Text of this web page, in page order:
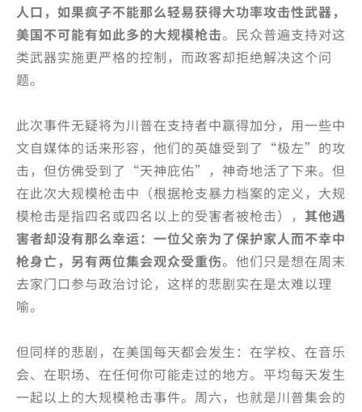
人口，如果疯子不能那么轻易获得大功率攻击性武器，
美国不可能有如此多的大规模枪击。民众普遍支持对这
类武器实施更严格的控制，而政客却拒绝解决这个问
题。
此次事件无疑将为川普在支持者中赢得加分，用一些中
文自媒体的话来形容，他们的英雄受到了“极左”的攻
击，但仿佛受到了“天神庇佑”，神奇地活了下来。但
在此次大规模枪击中（根据枪支暴力档案的定义，大规
模枪击是指四名或四名以上的受害者被枪击）， 其他遇
害者却没有那么幸运：一位父亲为了保护家人而不幸中
枪身亡，另有两位集会观众受重伤。他们只是想在周末
去家门口参与政治讨论，这样的悲剧实在是太难以理
喻。
但同样的悲剧，在美国每天都会发生：在学校、在音乐
会、在职场、在任何你可能走过的地方。平均每天发生
一起以上的大规模枪击事件。周六，也就是川普集会的